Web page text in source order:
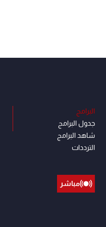
البرامج
جدول البرامج
شاهد البرامج
الترددات
مباشر